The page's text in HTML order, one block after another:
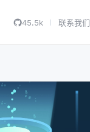
45.5k 联系我们